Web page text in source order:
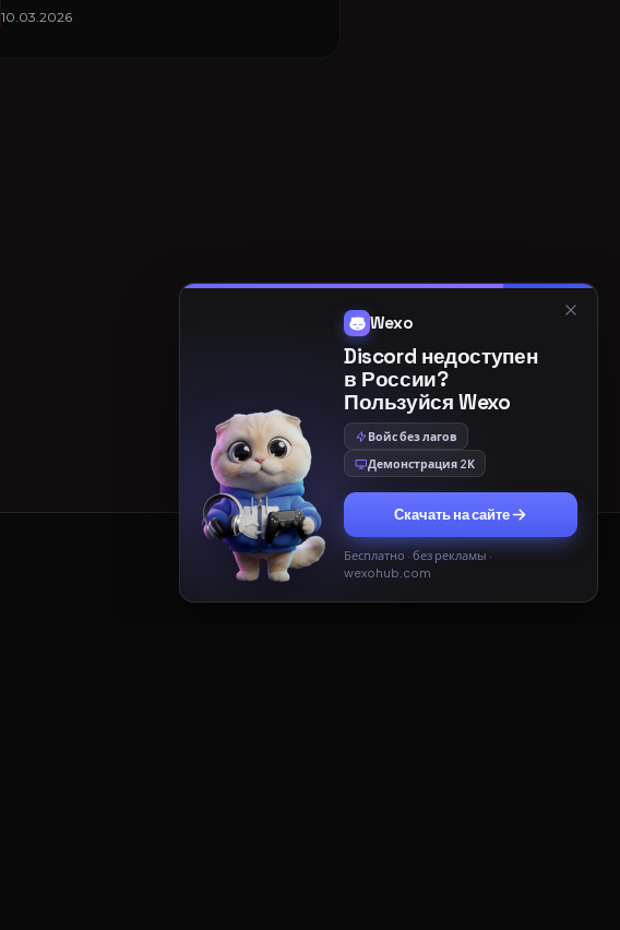
10.03.2026
Принять Только необходимые
Wexo
Discord недоступен
в России?
Пользуйся Wexo
Войс без лагов
Демонстрация 2К
Скачать на сайте
Бесплатно · без рекламы ·
wexohub.com